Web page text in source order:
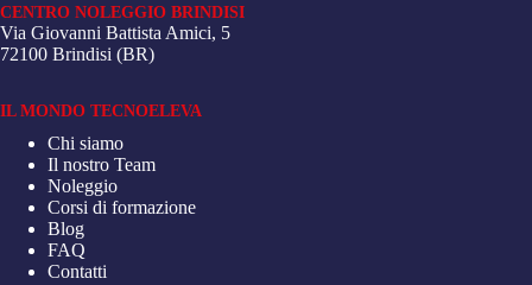
CENTRO NOLEGGIO BRINDISI
Via Giovanni Battista Amici, 5
72100 Brindisi (BR)
IL MONDO TECNOELEVA
Chi siamo
Il nostro Team
Noleggio
Corsi di formazione
Blog
FAQ
Contatti